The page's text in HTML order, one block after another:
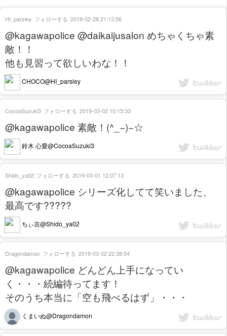
@kagawapolice @daikaijusalon めちゃくちゃ素
敵！！
他も見習って欲しいわな！！
CHOCO@HI_parsley
HI_parsley フォローする 2019-02-28 21:13:56
@kagawapolice 素敵！(^_−)−☆
鈴木 心愛@CocoaSuzuki3
CocoaSuzuki3 フォローする 2019-03-02 10:15:33
@kagawapolice シリーズ化してて笑いました、
最高です?????
ちぃ吉@Shido_ya02
Shido_ya02 フォローする 2019-03-01 12:07:13
@kagawapolice どんどん上手になってい
く・・・続編待ってます！
そのうち本当に「空も飛べるはず」・・・
くまいぬ@Dragondamon
Dragondamon フォローする 2019-03-02 22:38:54